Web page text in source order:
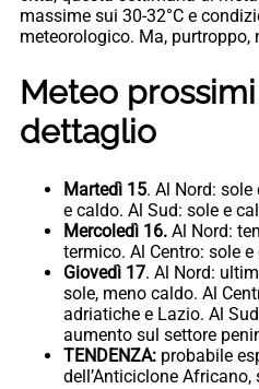
massime sui 30-32°C e
meteorologico. Ma, purtroppo,
Meteo
dettaglio
Martedì 15. Al Nord:
e caldo. Al Sud: sole e
Mercoledì 16. Al Nord:
termico. Al Centro: sole
Giovedì 17. Al Nord:
sole, meno caldo. Al
adriatiche e Lazio. Al
aumento sul settore
TENDENZA: probabile
dell’Anticiclone Africano,